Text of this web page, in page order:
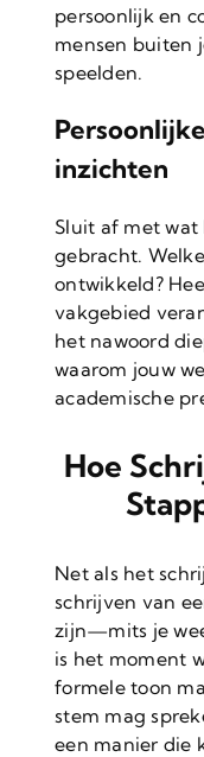
persoonlijk en
mensen buiten
speelden.
inzichten
Sluit af met
gebracht.
ontwikkeld?
vakgebied
het nawoord
waarom jouw
academische
Hoe
Net als het
schrijven van
zijn—mits je
is het moment
formele toon
stem mag
een manier die